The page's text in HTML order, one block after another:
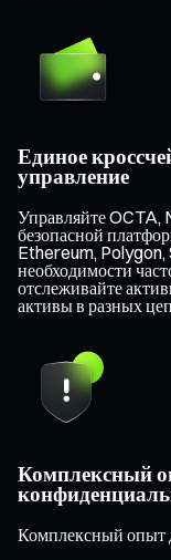
Единое
управление
Управляйте OCTA,
безопасной
Ethereum,
необходимости
отслеживайте
активы в разных
Комплексный
Комплексный опыт